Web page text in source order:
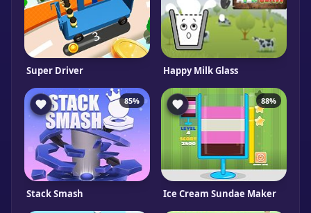
Super Driver Happy Milk Glass
85%
Stack Smash
88%
Ice Cream Sundae Maker